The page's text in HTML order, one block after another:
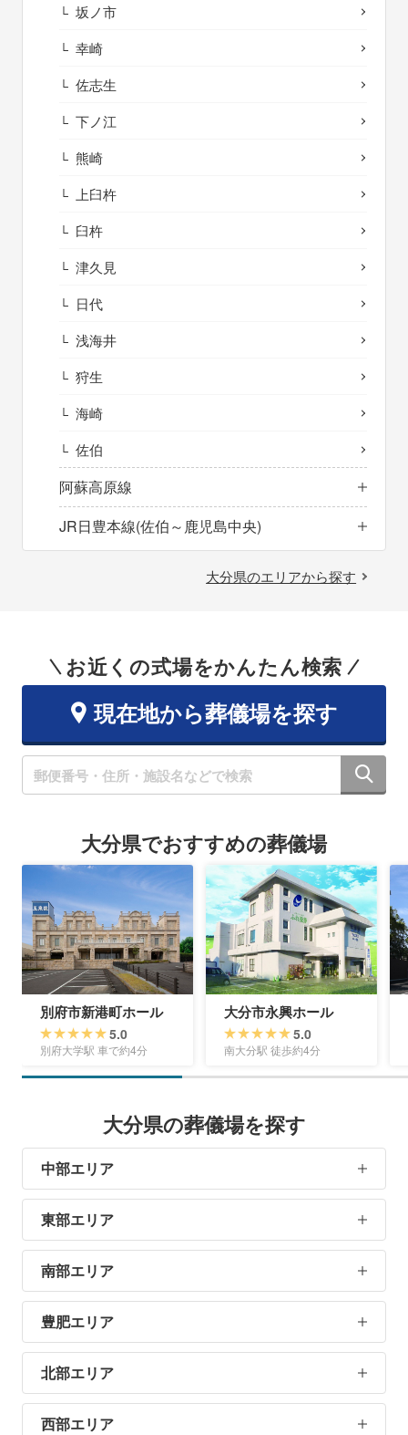
坂ノ市
幸崎
佐志生
下ノ江
熊崎
上臼杵
臼杵
津久見
日代
浅海井
狩生
海崎
佐伯
阿蘇高原線
JR日豊本線(佐伯～鹿児島中央)
大分県のエリアから探す
お近くの式場をかんたん検索
現在地から葬儀場を探す
大分県でおすすめの葬儀場
別府市新港町ホール
5.0
別府大学駅 車で約4分
大分市永興ホール
5.0
南大分駅 徒歩約4分
大分県の葬儀場を探す
中部エリア
東部エリア
南部エリア
豊肥エリア
北部エリア
西部エリア